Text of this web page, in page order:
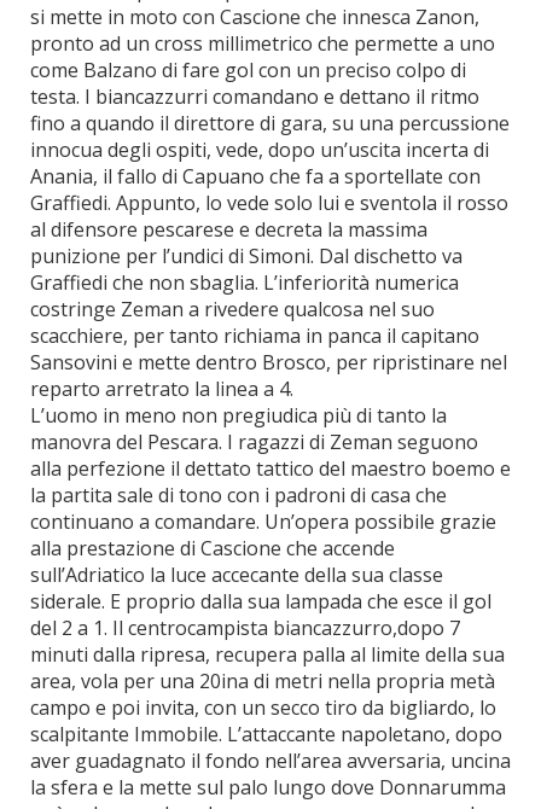
si mette in moto con Cascione che innesca Zanon,
pronto ad un cross millimetrico che permette a uno
come Balzano di fare gol con un preciso colpo di
testa. I biancazzurri comandano e dettano il ritmo
fino a quando il direttore di gara, su una percussione
innocua degli ospiti, vede, dopo un’uscita incerta di
Anania, il fallo di Capuano che fa a sportellate con
Graffiedi. Appunto, lo vede solo lui e sventola il rosso
al difensore pescarese e decreta la massima
punizione per l’undici di Simoni. Dal dischetto va
Graffiedi che non sbaglia. L’inferiorità numerica
costringe Zeman a rivedere qualcosa nel suo
scacchiere, per tanto richiama in panca il capitano
Sansovini e mette dentro Brosco, per ripristinare nel
reparto arretrato la linea a 4.
L’uomo in meno non pregiudica più di tanto la
manovra del Pescara. I ragazzi di Zeman seguono
alla perfezione il dettato tattico del maestro boemo e
la partita sale di tono con i padroni di casa che
continuano a comandare. Un’opera possibile grazie
alla prestazione di Cascione che accende
sull’Adriatico la luce accecante della sua classe
siderale. E proprio dalla sua lampada che esce il gol
del 2 a 1. Il centrocampista biancazzurro,dopo 7
minuti dalla ripresa, recupera palla al limite della sua
area, vola per una 20ina di metri nella propria metà
campo e poi invita, con un secco tiro da bigliardo, lo
scalpitante Immobile. L’attaccante napoletano, dopo
aver guadagnato il fondo nell’area avversaria, uncina
la sfera e la mette sul palo lungo dove Donnarumma